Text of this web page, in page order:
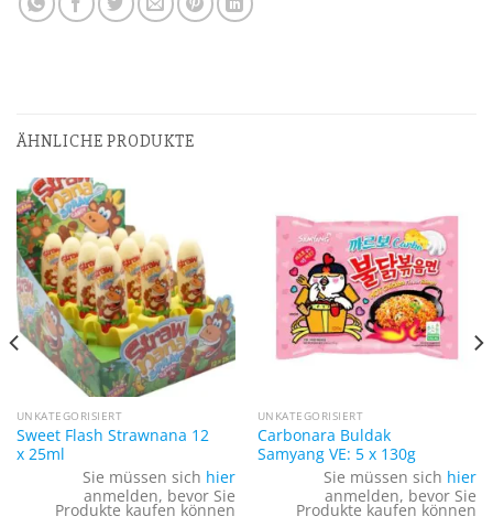
ÄHNLICHE PRODUKTE
UNKATEGORISIERT
Sweet Flash Strawnana 12
x 25ml
Sie müssen sich hier
anmelden, bevor Sie
Produkte kaufen können
UNKATEGORISIERT
Carbonara Buldak
Samyang VE: 5 x 130g
Sie müssen sich hier
anmelden, bevor Sie
Produkte kaufen können